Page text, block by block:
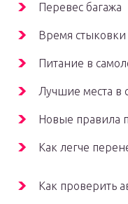
Перевес багажа
Время
Питание в
Лучшие места в
Новые правила
Как легче
Как проверить